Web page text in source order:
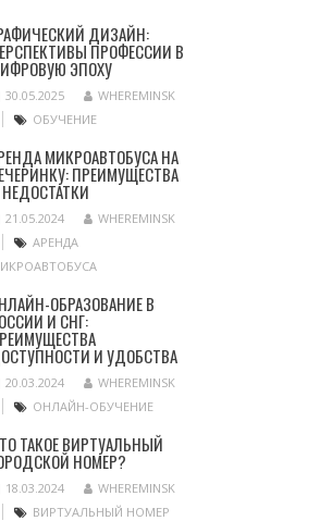
ДИЗАЙН:
ПРОФЕССИИ В
ЭПОХУ
30.05.2025
WHEREMINSK
ОБУЧЕНИЕ
МИКРОАВТОБУСА НА
ПРЕИМУЩЕСТВА
21.05.2024
WHEREMINSK
АРЕНДА
ОБРАЗОВАНИЕ В
И СНГ:
И УДОБСТВА
20.03.2024
WHEREMINSK
ОНЛАЙН-ОБУЧЕНИЕ
ТАКОЕ ВИРТУАЛЬНЫЙ
НОМЕР?
18.03.2024
WHEREMINSK
ВИРТУАЛЬНЫЙ НОМЕР